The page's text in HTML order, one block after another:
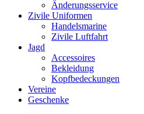
Änderungsservice
Zivile Uniformen
Handelsmarine
Zivile Luftfahrt
Jagd
Accessoires
Bekleidung
Kopfbedeckungen
Vereine
Geschenke